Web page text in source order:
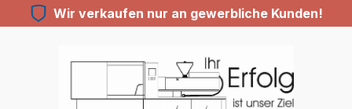
Zum Hauptinhalt springen
Wir verkaufen nur an gewerbliche Kunden!